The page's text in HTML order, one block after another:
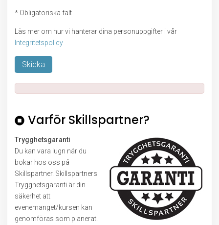
* Obligatoriska fält
Läs mer om hur vi hanterar dina personuppgifter i vår
Integritetspolicy
Lämna detta fält tomt.
Varför Skillspartner?
Trygghetsgaranti
Du kan vara lugn när du
bokar hos oss på
Skillspartner. Skillspartners
Trygghetsgaranti är din
säkerhet att
evenemanget/kursen kan
genomföras som planerat.